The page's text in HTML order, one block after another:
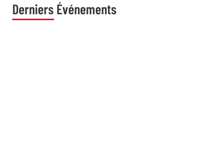
Exposition virtuelle : Bestes de papier
Derniers Événements